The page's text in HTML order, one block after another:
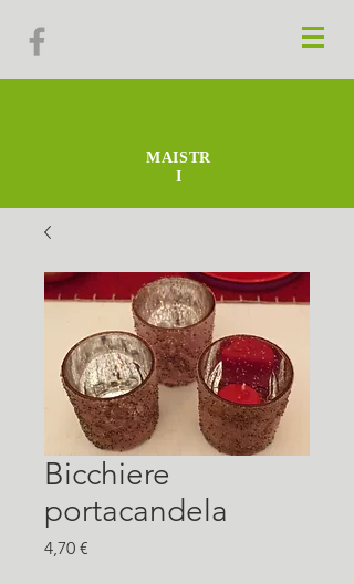
MAISTR
I
Bicchiere
portacandela
4,70 €